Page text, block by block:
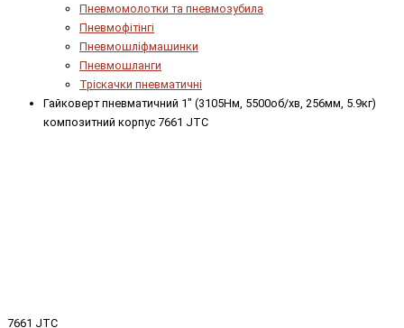
Пневмомолотки та пневмозубила
Пневмофітінгі
Пневмошліфмашинки
Пневмошланги
Тріскачки пневматичні
Гайковерт пневматичний 1" (3105Нм, 5500об/хв, 256мм, 5.9кг)
композитний корпус 7661 JTC
7661 JTC